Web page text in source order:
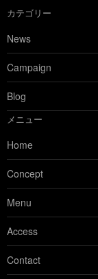
カテゴリー
News
Campaign
Blog
メニュー
Home
Concept
Menu
Access
Contact